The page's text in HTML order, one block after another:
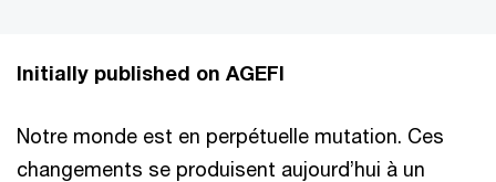
Initially published on AGEFI
Notre monde est en perpétuelle mutation. Ces
changements se produisent aujourd’hui à un